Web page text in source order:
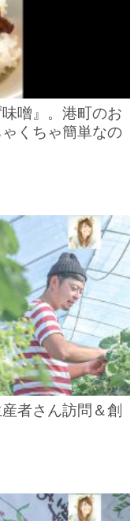
噌』。港町のお
くちゃ簡単なの
者さん訪問＆創